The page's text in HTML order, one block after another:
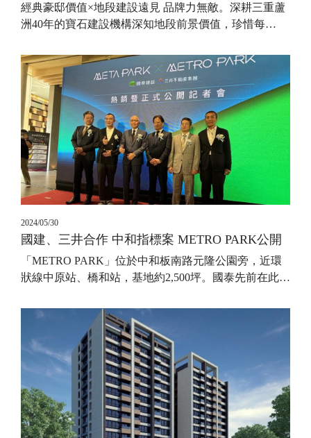
經典豪邸價值×地段建設遠見 品牌力無敵。深耕三重蘆
洲40年的寶石建設機構深知地段前景價值，珍惜每…
2024/05/30
國建、三井合作 中和指標案 METRO PARK公開
「METRO PARK」位於中和板南路元隆公園旁，近環
狀線中原站、橋和站，基地約2,500坪。國泰先前在此…